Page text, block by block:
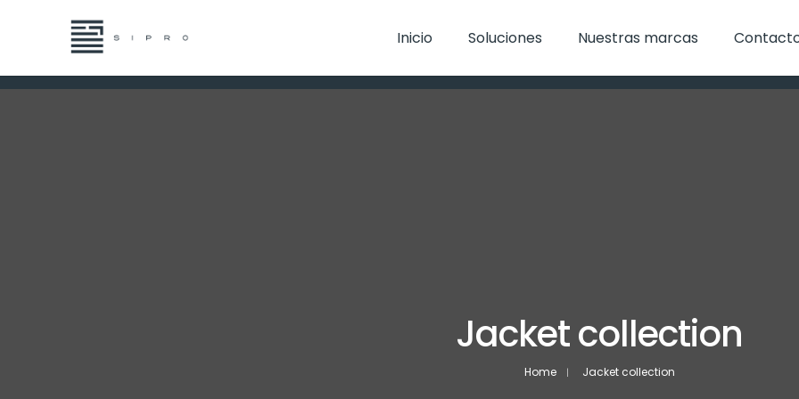
Inicio Soluciones Nuestras marcas
Jacket collection
Home Jacket collection